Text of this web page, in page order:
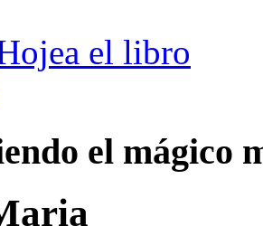
el libro
el mágico